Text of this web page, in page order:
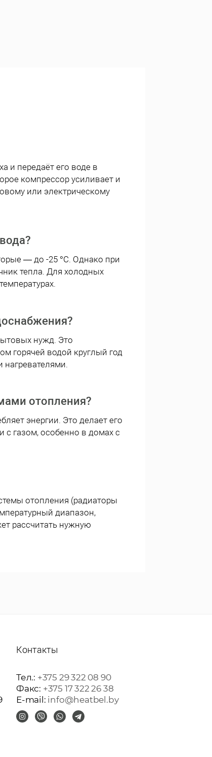
и передаёт его воде в
компрессор усиливает и
или электрическому
— до -25 °C. Однако при
тепла. Для холодных
нужд. Это
горячей водой круглый год
отопления?
энергии. Это делает его
с газом, особенно в домах с
отопления (радиаторы
диапазон,
рассчитать нужную
Контакты
Тел.: +375 29 322 08 90
Факс: +375 17 322 26 38
E-mail: info@heatbel.by